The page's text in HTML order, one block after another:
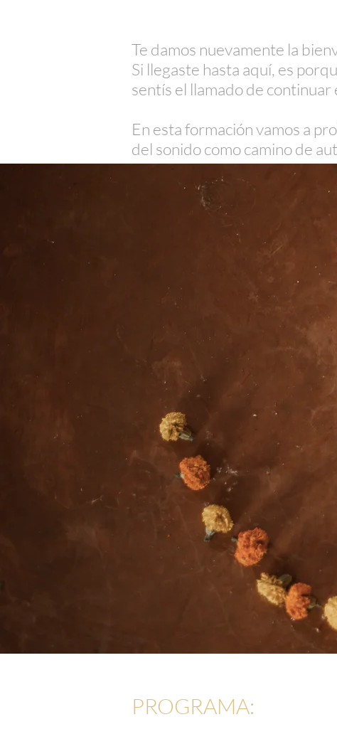
Te damos nuevamente la
Si llegaste hasta aquí, es
sentís el llamado de
En esta formación vamos a
del sonido como camino de
PROGRAMA: